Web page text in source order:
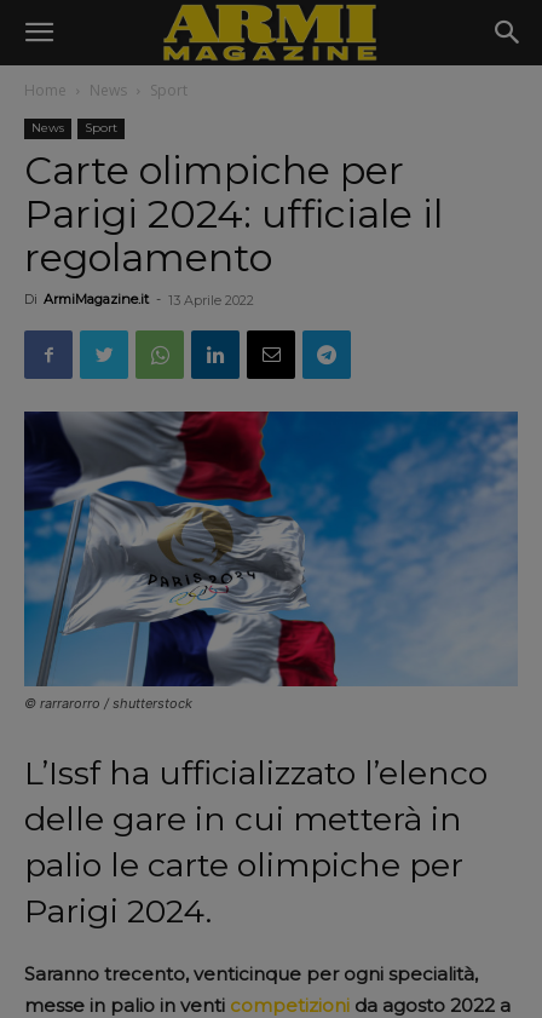
Home News Sport
News Sport
Carte olimpiche per
Parigi 2024: ufficiale il
regolamento
Di ArmiMagazine.it - 13 Aprile 2022
© rarrarorro / shutterstock
L’Issf ha ufficializzato l’elenco
delle gare in cui metterà in
palio le carte olimpiche per
Parigi 2024.
Saranno trecento, venticinque per ogni specialità,
messe in palio in venti competizioni da agosto 2022 a